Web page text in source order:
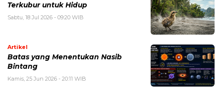
Terkubur untuk Hidup
Sabtu, 18 Jul 2026 - 09:20 WIB
Artikel
Batas yang Menentukan Nasib
Bintang
Kamis, 25 Jun 2026 - 20:11 WIB